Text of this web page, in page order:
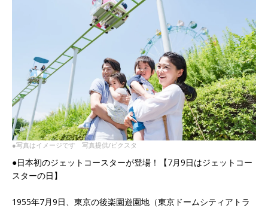
●写真はイメージです 写真提供/ピクスタ
●日本初のジェットコースターが登場！【7月9日はジェットコー
スターの日】
1955年7月9日、東京の後楽園遊園地（東京ドームシティアトラ